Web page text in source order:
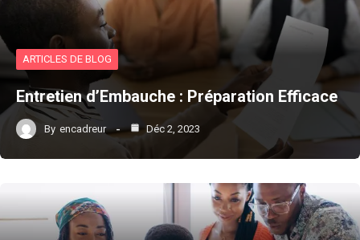
ARTICLES DE BLOG
Entretien d’Embauche : Préparation Efficace
By encadreur Déc 2, 2023